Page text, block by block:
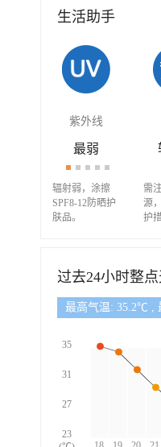
生活助手
紫外线
最弱
辐射弱，涂擦
SPF8-12防晒护
肤品。
需
源
护
过去24小时整
最高气温: 35.2℃ ,
35
31
27
23